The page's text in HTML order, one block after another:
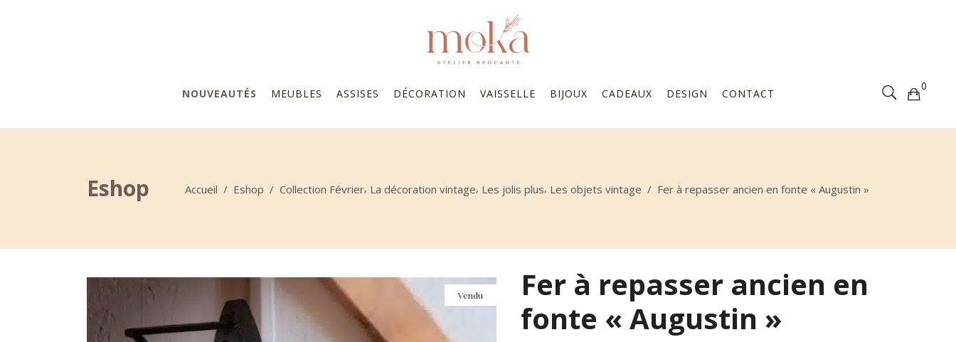
NOUVEAUTÉS MEUBLES ASSISES DÉCORATION VAISSELLE BIJOUX CADEAUX DESIGN CONTACT
0
Votre sélection est vide
Eshop Accueil / Eshop / Collection Février, La décoration vintage, Les jolis plus, Les objets vintage / Fer à repasser ancien en fonte « Augustin »
Vendu
Fer à repasser ancien en
fonte « Augustin »